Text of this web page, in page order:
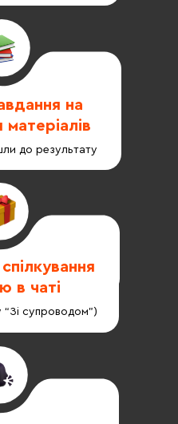
до результату
на
матеріалів
“Зі супроводом”)
в чаті